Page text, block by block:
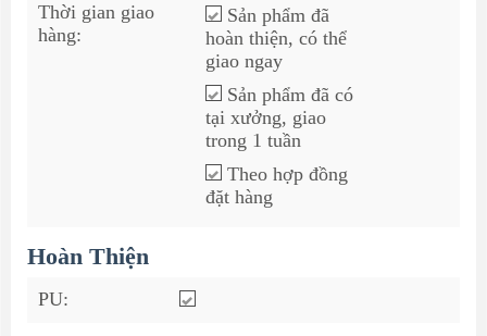
Thời gian giao
hàng:
Sản phẩm đã
hoàn thiện, có thể
giao ngay
Sản phẩm đã có
tại xưởng, giao
trong 1 tuần
Theo hợp đồng
đặt hàng
Hoàn Thiện
PU: